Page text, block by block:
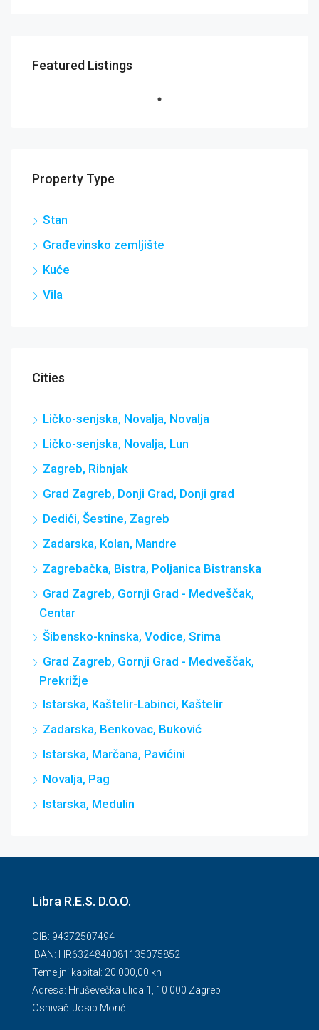
Featured Listings
Property Type
Stan
Građevinsko zemljište
Kuće
Vila
Cities
Ličko-senjska, Novalja, Novalja
Ličko-senjska, Novalja, Lun
Zagreb, Ribnjak
Grad Zagreb, Donji Grad, Donji grad
Dedići, Šestine, Zagreb
Zadarska, Kolan, Mandre
Zagrebačka, Bistra, Poljanica Bistranska
Grad Zagreb, Gornji Grad - Medveščak,
Centar
Šibensko-kninska, Vodice, Srima
Grad Zagreb, Gornji Grad - Medveščak,
Prekrižje
Istarska, Kaštelir-Labinci, Kaštelir
Zadarska, Benkovac, Buković
Istarska, Marčana, Pavićini
Novalja, Pag
Istarska, Medulin
Libra R.E.S. D.O.O.
OIB: 94372507494
IBAN: HR6324840081135075852
Temeljni kapital: 20.000,00 kn
Adresa: Hruševečka ulica 1, 10 000 Zagreb
Osnivač: Josip Morić